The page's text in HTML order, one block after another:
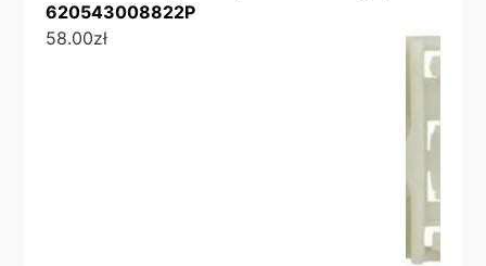
620543008822P
58.00zł